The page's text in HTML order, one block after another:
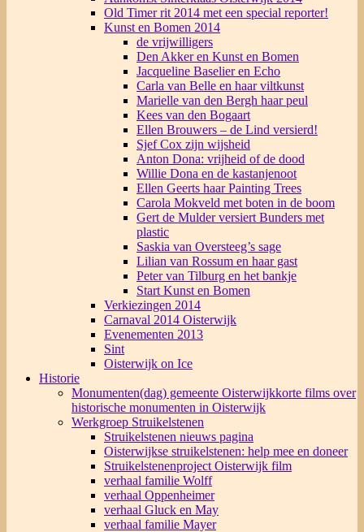
Old Timer rit 2014 met een special reporter!
Kunst en Bomen 2014
de vrijwilligers
Den Akker en Kunst en Bomen
Jacqueline Baselier en Echo
Carla van Belle en haar viltkunst
Marielle van den Bergh haar peul
Kees van den Bogaart
Ellen Brouwers – de Lind versierd!
Sjef Cox zijn wijsheid
Anton Dona: vrijheid of de dood
Willie Dona en de kastanjenoot
Ellen Geerts haar Painting Trees
Carola Mokveld met boten in de boom
Gert de Mulder versiert Bunders met
plastic
Saskia van Oversteeg’s sage
Lilian van Rossum en haar gast
Peter van Tilburg en het bankje
Start Kunst en Bomen
Verkiezingen 2014
Carnaval 2014 Oisterwijk
Evenementen 2013
Sint
Oisterwijk on Ice
Historie
Monumenten(dag) gemeente Oisterwijkkorte films over
historische monumenten in Oisterwijk
Werkgroep Struikelstenen
Struikelstenen nieuws pagina
Oisterwijkse struikelstenen: help mee en doneer
Struikelstenenproject Oisterwijk film
verhaal familie Wolff
verhaal Oppenheimer
verhaal Gluck en May
verhaal familie Mayer